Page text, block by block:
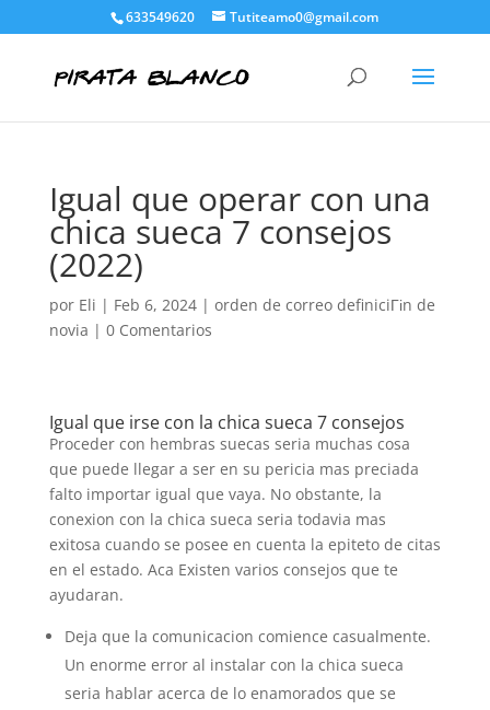
633549620 Tutiteamo0@gmail.com
Igual que operar con una
chica sueca 7 consejos
(2022)
por Eli | Feb 6, 2024| orden de correo definiciГіn de
novia | 0 Comentarios
Igual que irse con la chica sueca 7 consejos
Proceder con hembras suecas seria muchas cosa
que puede llegar a ser en su pericia mas preciada
falto importar igual que vaya. No obstante, la
conexion con la chica sueca seri­a todavia mas
exitosa cuando se posee en cuenta la epiteto de citas
en el estado. Aca Existen varios consejos que te
ayudaran.
Deja que la comunicacion comience casualmente.
Un enorme error al instalar con la chica sueca
seria hablar acerca de lo enamorados que se